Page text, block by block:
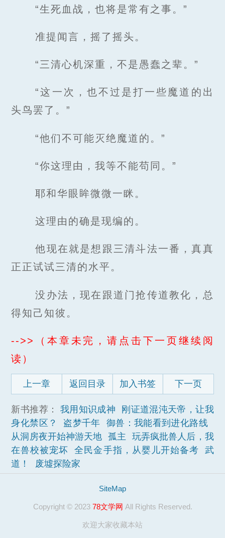
“生死血战，也将是常有之事。”
准提闻言，摇了摇头。
“三清心机深重，不是愚蠢之辈。”
“这一次，也不过是打一些魔道的出
头鸟罢了。”
“他们不可能灭绝魔道的。”
“你这理由，我等不能苟同。”
耶和华眼眸微微一眯。
这理由的确是现编的。
他现在就是想跟三清斗法一番，真真
正正试试三清的水平。
没办法，现在跟道门抢传道教化，总
得知己知彼。
-->>（本章未完，请点击下一页继续阅
读）
上一章 返回目录 加入书签 下一页
新书推荐： 我用知识成神
刚证道混沌天帝，让我
身化禁区？
盗梦千年
御兽：我能看到进化路线
从洞房夜开始神游天地 孤主
玩弄疯批兽人后，我
在兽校被宠坏
全民金手指，从婴儿开始备考
武
道！
废墟探险家
SiteMap
Copyright © 2023 78文学网 All Rights Reserved.
欢迎大家收藏本站